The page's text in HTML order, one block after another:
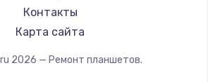
Настройка Wi-Fi
1040 руб.
Заказать
Getac
ZTE
Контакты
Карта сайта
2026 — Ремонт планшетов.